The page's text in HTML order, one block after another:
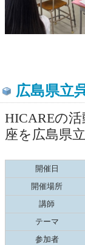
広島県立
HICAREの
座を広島県
開催日
開催場所
講師
テーマ
参加者